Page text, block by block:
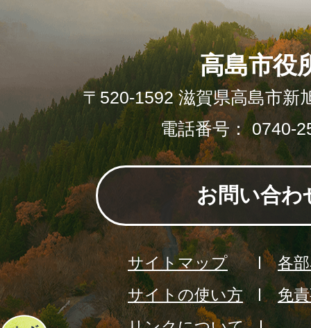
高島市役
〒520-1592 滋賀県高島市新
電話番号： 0740-
お問い合わ
サイトマップ
各
サイトの使い方
免